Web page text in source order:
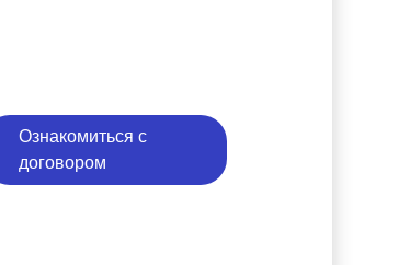
Ознакомиться с
договором